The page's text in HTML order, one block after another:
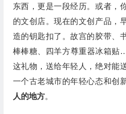
东西，更是一段经历。或者，
的文创店。现在的文创产品，
造的钥匙扣了。故宫的胶带、
棒棒糖、四羊方尊重器冰箱贴
这礼物，送给年轻人，绝对能
一个古老城市的年轻心态和创
人的地方。